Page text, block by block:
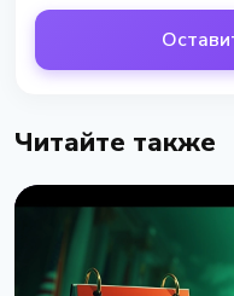
Читайте также